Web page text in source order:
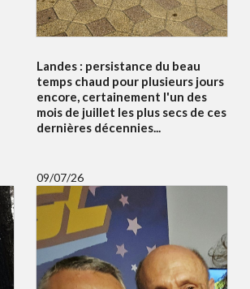
Landes : persistance du beau
temps chaud pour plusieurs jours
encore, certainement l'un des
mois de juillet les plus secs de ces
dernières décennies...
09/07/26